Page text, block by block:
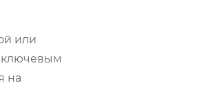
или
ключевым
на